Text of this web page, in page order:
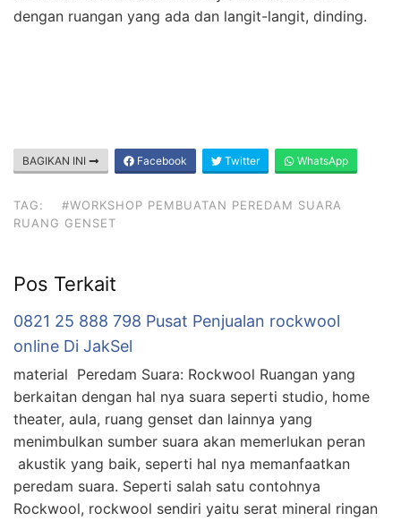
dengan ruangan yang ada dan langit-langit, dinding.
BAGIKAN INI Facebook Twitter WhatsApp
TAG:
#WORKSHOP PEMBUATAN PEREDAM SUARA
RUANG GENSET
Pos Terkait
0821 25 888 798 Pusat Penjualan rockwool
online Di JakSel
material Peredam Suara: Rockwool Ruangan yang
berkaitan dengan hal nya suara seperti studio, home
theater, aula, ruang genset dan lainnya yang
menimbulkan sumber suara akan memerlukan peran
akustik yang baik, seperti hal nya memanfaatkan
peredam suara. Seperti salah satu contohnya
Rockwool, rockwool sendiri yaitu serat mineral ringan